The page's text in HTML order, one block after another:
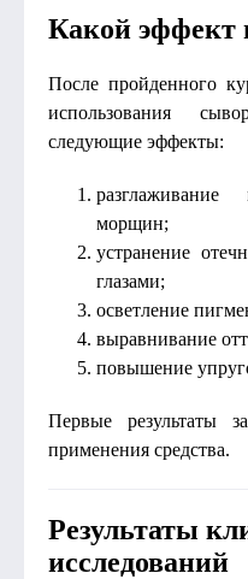
Какой эффект
После пройденного
использования
следующие эффекты:
морщин;
устранение
глазами;
осветление
выравнивание
повышение
Первые результаты
применения средства.
Результаты
исследований